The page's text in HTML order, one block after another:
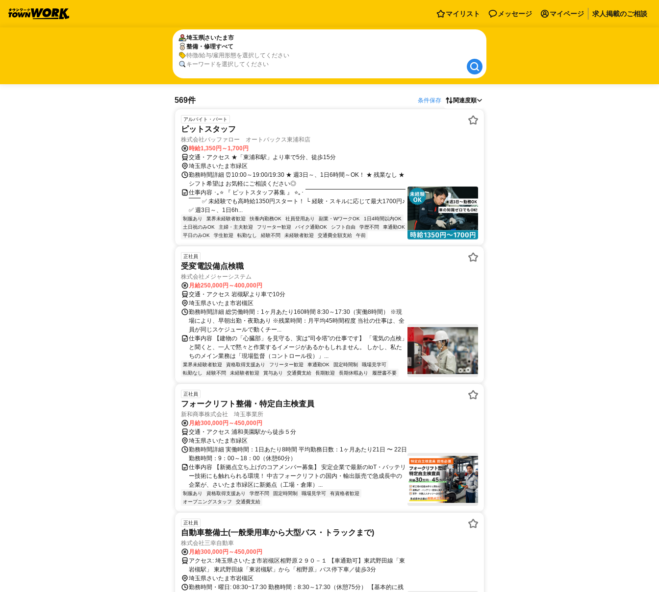
マイリスト メッセージ マイページ 求人掲載のご相談
埼玉県さいたま市
整備・修理すべて
特徴/給与/雇用形態を選択してください
キーワードを選択してください
埼玉県さいたま市
整備・修理すべて
569件 条件保存 関連度順
アルバイト・パート
ピットスタッフ
株式会社バッファロー オートバックス東浦和店
時給1,350円～1,700円
交通・アクセス ★「東浦和駅」より車で5分、徒歩15分
埼玉県さいたま市緑区
勤務時間詳細 ⏰10:00～19:00/19:30 ★ 週3日～、1日6時間～OK！ ★ 残業なし ★
シフト希望は お気軽にご相談ください◎
仕事内容 ･｡⭐ 『 ピットスタッフ募集 』 ⭐｡･ ￣￣￣￣￣￣￣￣￣￣￣￣￣￣￣￣￣
￣￣ ✅ 未経験でも高時給1350円スタート！ └ 経験・スキルに応じて最大1700円♪
✅ 週3日～、1日6h...
制服あり 業界未経験者歓迎 扶養内勤務OK 社員登用あり 副業・WワークOK
1日4時間以内OK
土日祝のみOK
主婦・主夫歓迎 フリーター歓迎 バイク通勤OK シフト自由 学歴不問
車通勤OK
平日のみOK
学生歓迎 転勤なし 経験不問 未経験者歓迎 交通費全額支給 午前
正社員
受変電設備点検職
株式会社メジャーシステム
月給250,000円～400,000円
交通・アクセス 岩槻駅より車で10分
埼玉県さいたま市岩槻区
勤務時間詳細 総労働時間：1ヶ月あたり160時間 8:30～17:30（実働8時間） ※現
場により、早朝出勤・夜勤あり ※残業時間：月平均45時間程度 当社の仕事は、全
員が同じスケジュールで動くチー...
仕事内容 【建物の「心臓部」を見守る、実は"司令塔"の仕事です】 「電気の点検」
と聞くと、一人で黙々と作業するイメージがあるかもしれません。 しかし、私た
ちのメイン業務は「現場監督（コントロール役）」...
業界未経験者歓迎 資格取得支援あり フリーター歓迎 車通勤OK 固定時間制
職場見学可
転勤なし
経験不問 未経験者歓迎 賞与あり 交通費支給 長期歓迎 長期休暇あり 履歴書不要
正社員
フォークリフト整備・特定自主検査員
新和商事株式会社 埼玉事業所
月給300,000円～450,000円
交通・アクセス 浦和美園駅から徒歩５分
埼玉県さいたま市緑区
勤務時間詳細 実働時間：1日あたり8時間 平均勤務日数：1ヶ月あたり21日 〜 22日
勤務時間：9：00～18：00（休憩60分）
仕事内容 【新拠点立ち上げのコアメンバー募集】 安定企業で最新のIoT・バッテリ
ー技術にも触れられる環境！ 中古フォークリフトの国内・輸出販売で急成長中の
企業が、さいたま市緑区に新拠点（工場・倉庫）...
制服あり 資格取得支援あり 学歴不問 固定時間制 職場見学可
有資格者歓迎
オープニングスタッフ
交通費支給
正社員
自動車整備士(一般乗用車から大型バス・トラックまで)
株式会社三幸自動車
月給300,000円～450,000円
アクセス: 埼玉県さいたま市岩槻区相野原２９０－１ 【車通勤可】東武野田線「東
岩槻駅」 東武野田線「東岩槻駅」から「相野原」バス停下車／徒歩3分
埼玉県さいたま市岩槻区
勤務時間・曜日: 08:30~17:30 勤務時間：8:30～17:30（休憩75分） 【基本的に残